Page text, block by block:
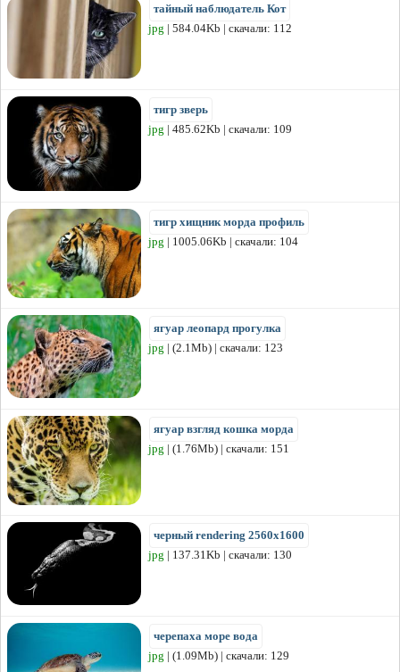
тайный наблюдатель Кот
jpg | 584.04Kb | скачали: 112
тигр зверь
jpg | 485.62Kb | скачали: 109
тигр хищник морда профиль
jpg | 1005.06Kb | скачали: 104
ягуар леопард прогулка
jpg | (2.1Mb) | скачали: 123
ягуар взгляд кошка морда
jpg | (1.76Mb) | скачали: 151
черный rendering 2560x1600
jpg | 137.31Kb | скачали: 130
черепаха море вода
jpg | (1.09Mb) | скачали: 129